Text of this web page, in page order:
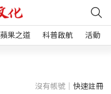
蘋果之道 科普啟航 活動
沒有帳號｜ 快速註冊